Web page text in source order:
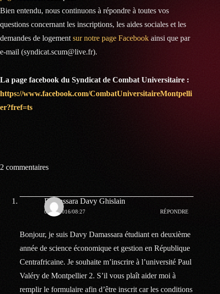
Bien entendu, nous continuons à répondre à toutes vos
questions concernant les inscriptions, les aides sociales et les
demandes de logement sur notre page Facebook ainsi que par
e-mail (syndicat.scum@live.fr).
La page facebook du Syndicat de Combat Universitaire :
https://www.facebook.com/CombatUniversitaireMontpelli
er?fref=ts
2 commentaires
Damassara Davy Ghislain
07.04.2016/08:27 RÉPONDRE
Bonjour, je suis Davy Damassara étudiant en deuxième
année de science économique et gestion en République
Centrafricaine. Je souhaite m’inscrire à l’université Paul
Valéry de Montpellier 2. S’il vous plaît aider moi à
remplir le formulaire afin d’être inscrit car les conditions